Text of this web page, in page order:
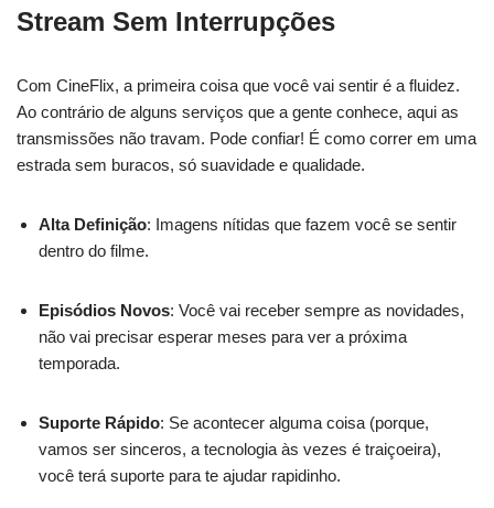
Stream Sem Interrupções
Com CineFlix, a primeira coisa que você vai sentir é a fluidez.
Ao contrário de alguns serviços que a gente conhece, aqui as
transmissões não travam. Pode confiar! É como correr em uma
estrada sem buracos, só suavidade e qualidade.
Alta Definição: Imagens nítidas que fazem você se sentir
dentro do filme.
Episódios Novos: Você vai receber sempre as novidades,
não vai precisar esperar meses para ver a próxima
temporada.
Suporte Rápido: Se acontecer alguma coisa (porque,
vamos ser sinceros, a tecnologia às vezes é traiçoeira),
você terá suporte para te ajudar rapidinho.